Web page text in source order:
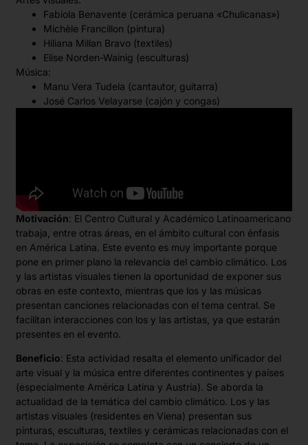
Fabiola Benavente (cerámica peruana «Chulicanas»)
Michèle Francillon (pintura)
Hiliana Millan Bravo (textiles)
Elise Norden-Wainig (esculturas)
Música:
Manu Vera Tudela (cantautor, guitarra)
José Carlos Velayarse (cajón y congas)
Motivación: El Centro Cultural y Académico Latinoamericano
trabaja, entre otras áreas, en el ámbito cultural con énfasis
en América Latina. Este evento es muy importante porque
pone en primer plano la relevancia del cambio climático. Los
y las artistas visuales tienen la oportunidad de exponer sus
obras en este contexto, mientras que los y las músicas
presentan canciones relacionadas con el tema central. Se
facilitan interacciones con los y las artistas, ya que estarán
presentes en el evento.
Beneficio: Esta actividad resalta el elemento unificador del
arte visual y la música entre diferentes continentes y países
(especialmente América Latina y Austria). Se aborda la
actualidad de la temática del cambio climático. Los y las
artistas visuales (residentes en Viena) presentan sus
pinturas, esculturas, textiles y cerámicas relacionadas con el